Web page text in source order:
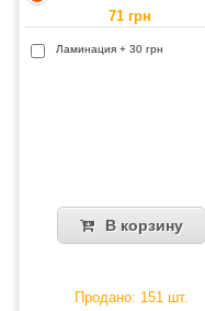
71 грн
Ламинация + 30 грн
В корзину
Продано: 151 шт.